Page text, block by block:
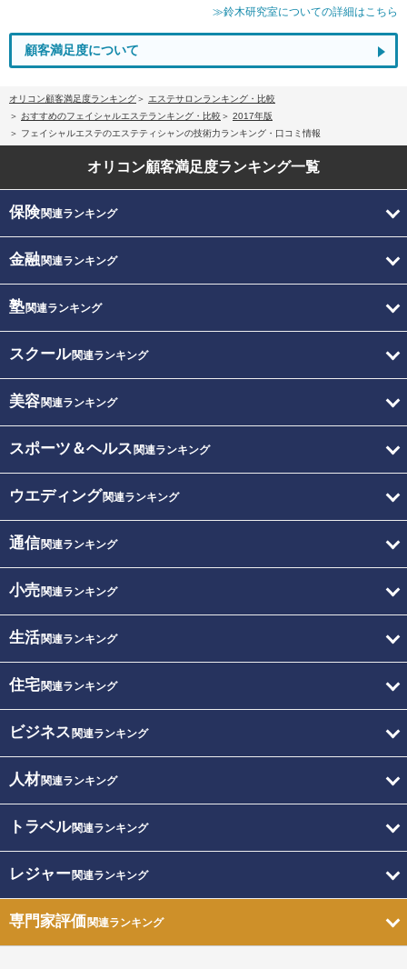
≫鈴木研究室についての詳細はこちら
顧客満足度について
オリコン顧客満足度ランキング
エステサロンランキング・比較
おすすめのフェイシャルエステランキング・比較
2017年版
フェイシャルエステのエステティシャンの技術力ランキング・口コミ情報
オリコン顧客満足度ランキング一覧
保険関連ランキング
金融関連ランキング
塾関連ランキング
スクール関連ランキング
美容関連ランキング
スポーツ＆ヘルス 関連ランキング
ウエディング関連ランキング
通信関連ランキング
小売関連ランキング
生活関連ランキング
住宅関連ランキング
ビジネス 関連ランキング
人材関連ランキング
トラベル関連ランキング
レジャー関連ランキング
専門家評価関連ランキング